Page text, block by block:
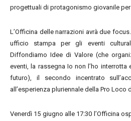
progettuali di protagonismo giovanile
L’Officina delle narrazioni avrà due
ufficio stampa per gli eventi
Diffondiamo Idee di Valore (che
eventi, la rassegna Io non l’ho interrotta
futuro), il secondo incentrato
all’esperienza pluriennale della Pro Loco
Venerdì 15 giugno alle 17:30 l’Officina